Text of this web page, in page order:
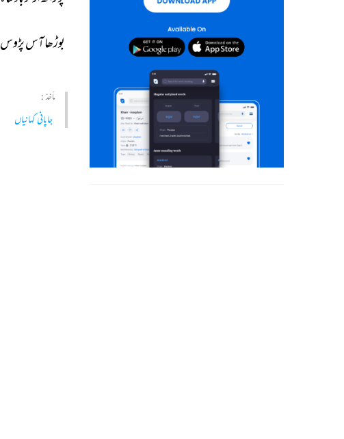
بوڑھا آس پڑوس
مأخذ :
جاپانی کہانیاں